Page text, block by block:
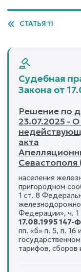
СТАТЬЯ 11
Судебная
Закона от
Решение по
23.07.2025 -
акта
Севастополя
населения
пригородном
1 ст. 8
Федерации», ч. 1
17.08.1995 147-
пп. «б» п. 5, п. 16
тарифов, сборов